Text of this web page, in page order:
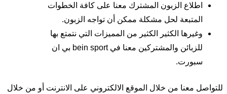
اطلاع الزبون المشترك معنا على كافة الخطوات
المتبعة لحل مشكلة ممكن أن تواجه الزبون.
وغيرها الكثير الكثير من المميزات التي نتمتع بها
للزبائن والمشتركين معنا في bein sport بي ان
سبورت.
للتواصل معنا من خلال الموقع الالكتروني على الانترنت أو من خلال